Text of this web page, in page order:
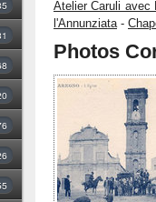
Atelier Caruli avec
l'Annunziata-
Photos